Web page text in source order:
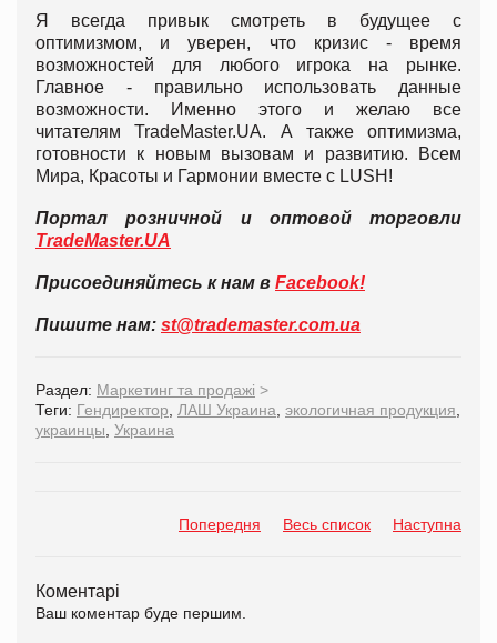
Я всегда привык смотреть в будущее с
оптимизмом, и уверен, что кризис - время
возможностей для любого игрока на рынке.
Главное - правильно использовать данные
возможности. Именно этого и желаю все
читателям TradeMaster.UA. А также оптимизма,
готовности к новым вызовам и развитию. Всем
Мира, Красоты и Гармонии вместе с LUSH!
Портал розничной и оптовой торговли
TradeMaster.UA
Присоединяйтесь к нам в Facebook!
Пишите нам: st@trademaster.com.ua
Раздел: Маркетинг та продажі >
Теги: Гендиректор, ЛАШ Украина, экологичная продукция,
украинцы, Украина
Попередня Весь список Наступна
Коментарі
Ваш коментар буде першим.